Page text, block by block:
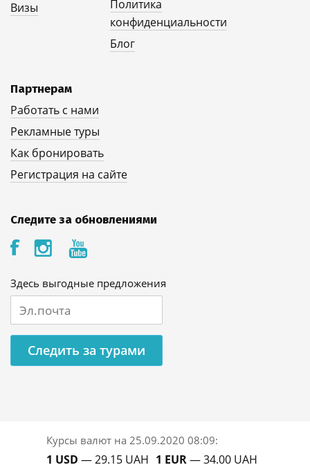
Визы
Политика
конфиденциальности
Блог
Партнерам
Работать с нами
Рекламные туры
Как бронировать
Регистрация на сайте
Следите за обновлениями
Здесь выгодные предложения
Следить за турами
Курсы валют на 25.09.2020 08:09:
1 USD — 29.15 UAH 1 EUR— 34.00 UAH